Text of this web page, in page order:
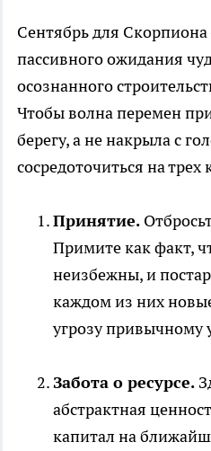
Сентябрь для
пассивного ожидания
осознанного
Чтобы волна перемен
берегу, а не накрыла с
сосредоточиться на трех
Принятие.
Примите как факт,
неизбежны, и
каждом из них
угрозу привычному
Забота о ресурсе.
абстрактная
капитал на